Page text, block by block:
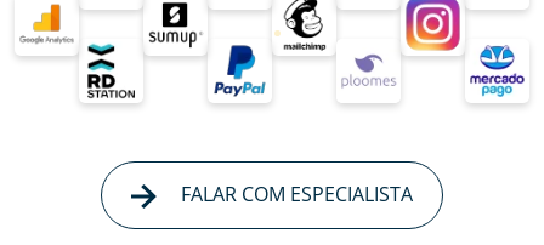
FALAR COM ESPECIALISTA